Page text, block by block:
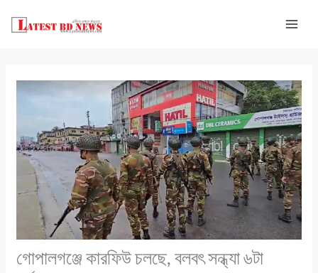
গোপালগঞ্জে কারফিউ চলছে, বলবৎ সন্ধ্যা ৬টা